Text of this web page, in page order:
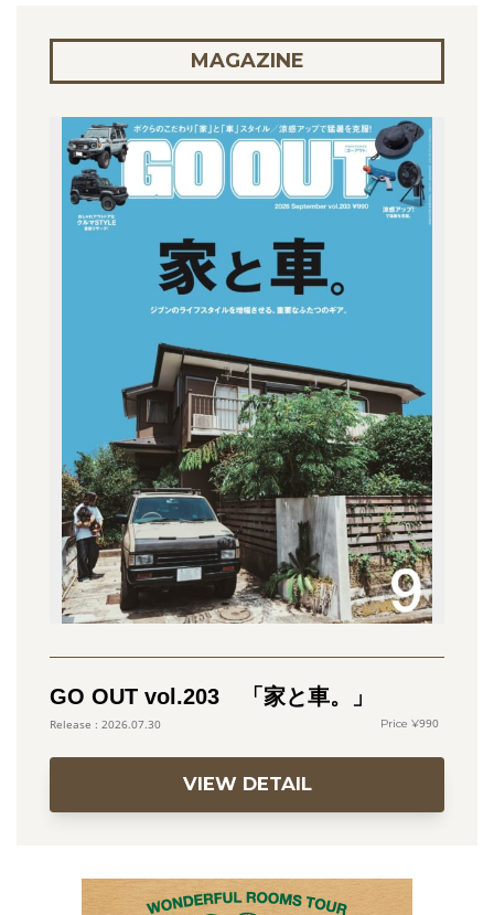
MAGAZINE
GO OUT vol.203 「家と車。」
2026.07.30 990
VIEW DETAIL